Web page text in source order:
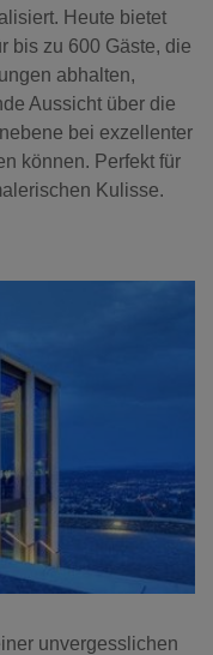
Heute bietet
bis zu 600 Gäste, die
abhalten,
Aussicht über die
bei exzellenter
können. Perfekt für
Kulisse.
unvergesslichen